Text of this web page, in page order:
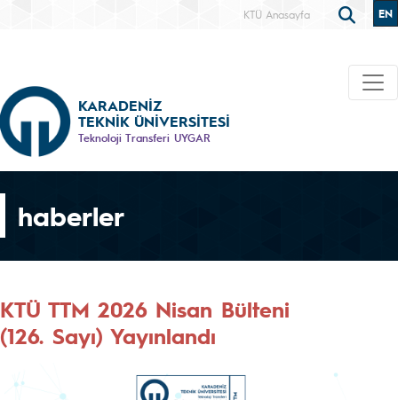
KTÜ Anasayfa EN
KARADENİZ
TEKNİK ÜNİVERSİTESİ
Teknoloji Transferi UYGAR
haberler
KTÜ TTM 2026 Nisan Bülteni
(126. Sayı) Yayınlandı